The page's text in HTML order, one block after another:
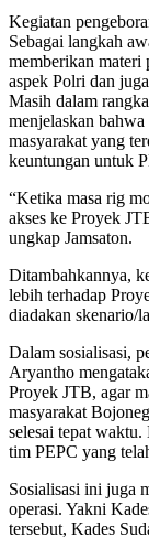
Kegiatan
Sebagai langkah
memberikan materi
aspek Polri dan
Masih dalam
menjelaskan
masyarakat yang
keuntungan untuk
“Ketika masa rig
akses ke Proyek
ungkap Jamsaton.
Ditambahkannya,
lebih terhadap
diadakan skenario/
Dalam sosialisasi,
Aryantho
Proyek JTB, agar
masyarakat
selesai tepat
tim PEPC yang
Sosialisasi ini juga
operasi. Yakni
tersebut, Kades